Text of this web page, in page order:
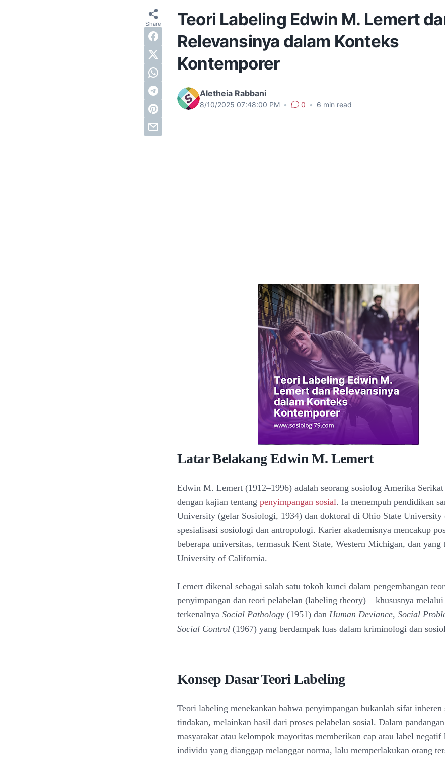
Teori Labeling Edwin M. Lemert
Relevansinya dalam Konteks
Kontemporer
Aletheia Rabbani
8/10/2025 07:48:00 PM • 0 • 6 min read
Latar Belakang Edwin M. Lemert
Edwin M. Lemert (1912–1996) adalah seorang sosiolog Amerika
dengan kajian tentang penyimpangan sosial. Ia menempuh pendidikan
University (gelar Sosiologi, 1934) dan doktoral di Ohio State University
spesialisasi sosiologi dan antropologi. Karier akademisnya mencakup
beberapa universitas, termasuk Kent State, Western Michigan, dan yang
University of California.
Lemert dikenal sebagai salah satu tokoh kunci dalam pengembangan
penyimpangan dan teori pelabelan (labeling theory) – khususnya
terkenalnya Social Pathology (1951) dan Human Deviance, Social
Social Control (1967) yang berdampak luas dalam kriminologi dan
Konsep Dasar Teori Labeling
Teori labeling menekankan bahwa penyimpangan bukanlah sifat inheren
tindakan, melainkan hasil dari proses pelabelan sosial. Dalam
masyarakat atau kelompok mayoritas memberikan cap atau label negatif
individu yang dianggap melanggar norma, lalu memperlakukan orang